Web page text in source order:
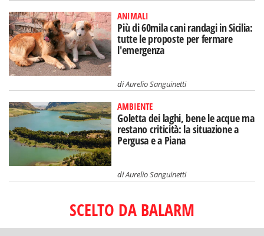
ANIMALI
Più di 60mila cani randagi in Sicilia:
tutte le proposte per fermare
l'emergenza
diAurelio Sanguinetti
AMBIENTE
Goletta dei laghi, bene le acque ma
restano criticità: la situazione a
Pergusa e a Piana
diAurelio Sanguinetti
SCELTO DA BALARM